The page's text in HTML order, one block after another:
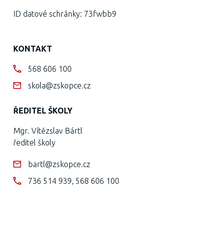
ID datové schránky: 73fwbb9
KONTAKT
568 606 100
skola@zskopce.cz
ŘEDITEL ŠKOLY
Mgr. Vítězslav Bártl
ředitel školy
bartl@zskopce.cz
736 514 939, 568 606 100